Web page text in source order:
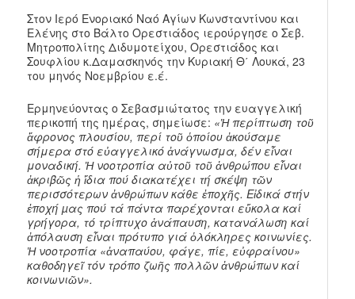
Στον Ιερό Ενοριακό Ναό Αγίων Κωνσταντίνου και
Ελένης στο Βάλτο Ορεστιάδος ιερούργησε ο Σεβ.
Μητροπολίτης Διδυμοτείχου, Ορεστιάδος και
Σουφλίου κ.Δαμασκηνός την Κυριακή Θ΄ Λουκά, 23
του μηνός Νοεμβρίου ε.έ.
Ερμηνεύοντας ο Σεβασμιώτατος την ευαγγελική
περικοπή της ημέρας, σημείωσε: «Ἡ περίπτωση τοῦ
ἄφρονος πλουσίου, περί τοῦ ὁποίου ἀκούσαμε
σήμερα στό εὐαγγελικό ἀνάγνωσμα, δέν εἶναι
μοναδική. Ἡ νοοτροπία αὐτοῦ τοῦ ἀνθρώπου εἶναι
ἀκριβῶς ἡ ἴδια πού διακατέχει τή σκέψη τῶν
περισσότερων ἀνθρώπων κάθε ἐποχῆς. Εἰδικά στήν
ἐποχή µας πού τά πάντα παρέχονται εὔκολα καί
γρήγορα, τό τρίπτυχο ἀνάπαυση, κατανάλωση καί
ἀπόλαυση εἶναι πρότυπο γιά ὁλόκληρες κοινωνίες.
Ἡ νοοτροπία «ἀναπαύου, φάγε, πίε, εὐφραίνου»
καθοδηγεῖ τόν τρόπο ζωῆς πολλῶν ἀνθρώπων καί
κοινωνιῶν».